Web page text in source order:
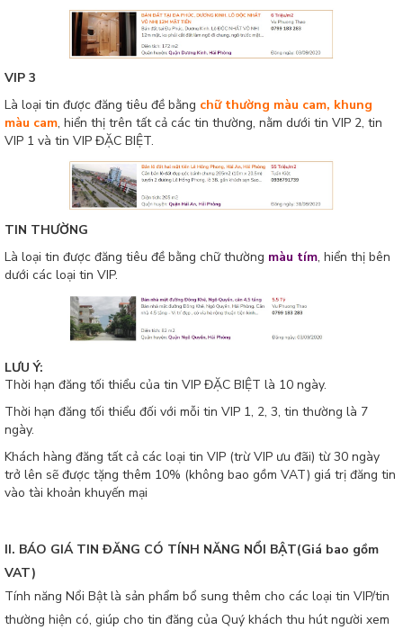
VIP 3
Là loại tin được đăng tiêu đề bằng chữ thường màu cam, khung
màu cam, hiển thị trên tất cả các tin thường, nằm dưới tin VIP 2, tin
VIP 1 và tin VIP ĐẶC BIỆT.
TIN THƯỜNG
Là loại tin được đăng tiêu đề bằng chữ thường màu tím, hiển thị bên
dưới các loại tin VIP.
LƯU Ý:
Thời hạn đăng tối thiểu của tin VIP ĐẶC BIỆT là 10 ngày.
Thời hạn đăng tối thiểu đối với mỗi tin VIP 1, 2, 3, tin thường là 7
ngày.
Khách hàng đăng tất cả các loại tin VIP (trừ VIP ưu đãi) từ 30 ngày
trở lên sẽ được tặng thêm 10% (không bao gồm VAT) giá trị đăng tin
vào tài khoản khuyến mại
II. BÁO GIÁ TIN ĐĂNG CÓ TÍNH NĂNG NỔI BẬT(Giá bao gồm
VAT)
Tính năng Nổi Bật là sản phẩm bổ sung thêm cho các loại tin VIP/tin
thường hiện có, giúp cho tin đăng của Quý khách thu hút người xem